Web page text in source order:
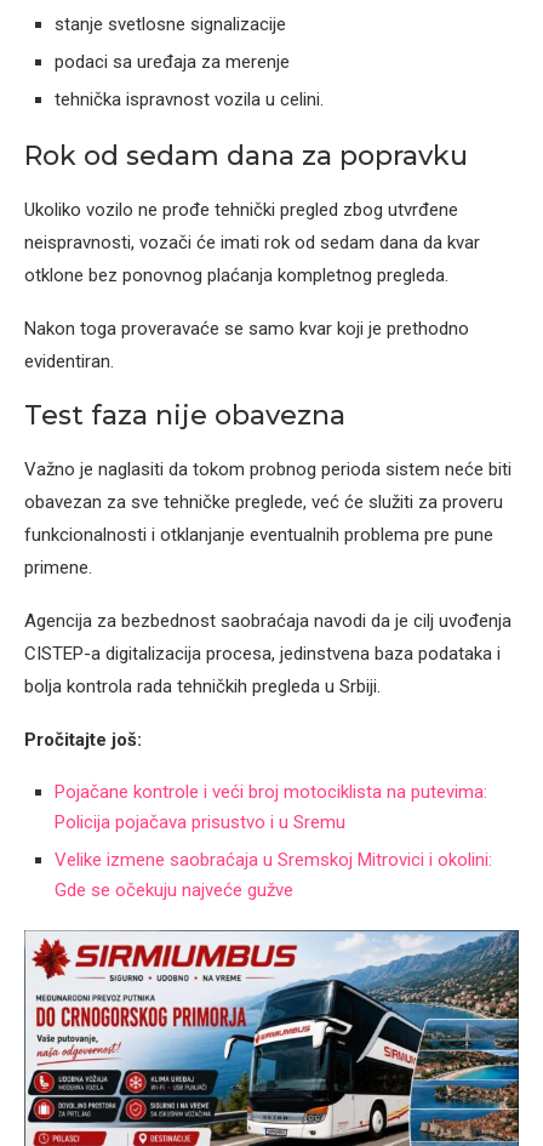
stanje svetlosne signalizacije
podaci sa uređaja za merenje
tehnička ispravnost vozila u celini.
Rok od sedam dana za popravku
Ukoliko vozilo ne prođe tehnički pregled zbog utvrđene
neispravnosti, vozači će imati rok od sedam dana da kvar
otklone bez ponovnog plaćanja kompletnog pregleda.
Nakon toga proveravaće se samo kvar koji je prethodno
evidentiran.
Test faza nije obavezna
Važno je naglasiti da tokom probnog perioda sistem neće biti
obavezan za sve tehničke preglede, već će služiti za proveru
funkcionalnosti i otklanjanje eventualnih problema pre pune
primene.
Agencija za bezbednost saobraćaja navodi da je cilj uvođenja
CISTEP-a digitalizacija procesa, jedinstvena baza podataka i
bolja kontrola rada tehničkih pregleda u Srbiji.
Pročitajte još:
Pojačane kontrole i veći broj motociklista na putevima:
Policija pojačava prisustvo i u Sremu
Velike izmene saobraćaja u Sremskoj Mitrovici i okolini:
Gde se očekuju najveće gužve